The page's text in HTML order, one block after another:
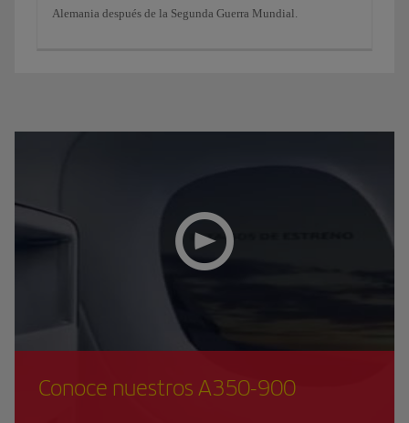
Alemania después de la Segunda Guerra Mundial.
Conoce nuestros A350-900